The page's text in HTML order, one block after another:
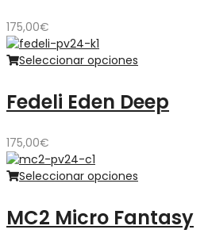
175,00€
Seleccionar opciones
Fedeli Eden Deep
175,00€
Seleccionar opciones
MC2 Micro Fantasy